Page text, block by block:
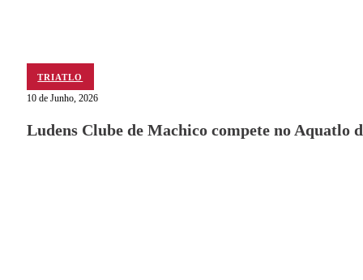
TRIATLO
10 de Junho, 2026
Ludens Clube de Machico compete no Aquatlo